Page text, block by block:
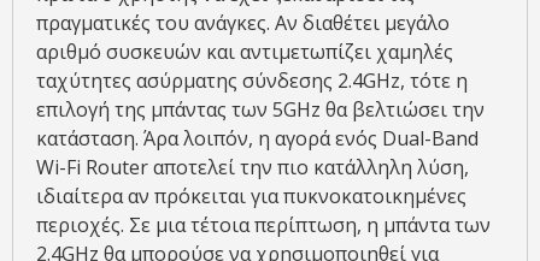
πραγματικές του ανάγκες. Αν διαθέτει μεγάλο
αριθμό συσκευών και αντιμετωπίζει χαμηλές
ταχύτητες ασύρματης σύνδεσης 2.4GHz, τότε η
επιλογή της μπάντας των 5GHz θα βελτιώσει την
κατάσταση. Άρα λοιπόν, η αγορά ενός Dual-Band
Wi-Fi Router αποτελεί την πιο κατάλληλη λύση,
ιδιαίτερα αν πρόκειται για πυκνοκατοικημένες
περιοχές. Σε μια τέτοια περίπτωση, η μπάντα των
2.4GHz θα μπορούσε να χρησιμοποιηθεί για